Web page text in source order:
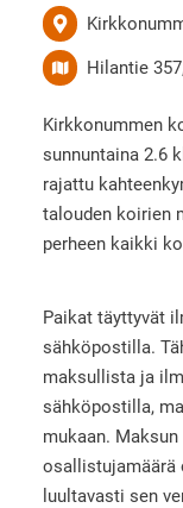
Hilantie
Kirkkonummen
sunnuntaina 2.6
rajattu
talouden koirien
perheen kaikki
Paikat täyttyvät
sähköpostilla.
maksullista ja
sähköpostilla,
mukaan.
osallistujamäärä
luultavasti sen